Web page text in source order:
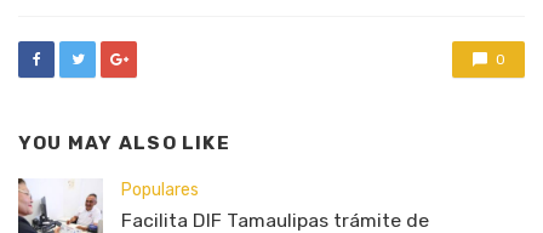
0
YOU MAY ALSO LIKE
Populares
Facilita DIF Tamaulipas trámite de